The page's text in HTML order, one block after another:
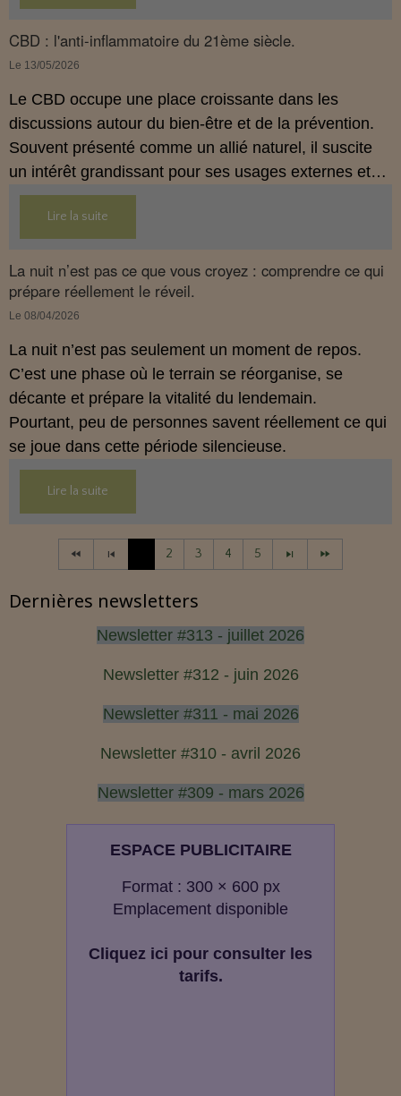
comprendre comment le CBD s’intègre dans une
approche globale de prévention.
CBD : l'anti-inflammatoire du 21ème siècle.
Le 13/05/2026
Le CBD occupe une place croissante dans les
discussions autour du bien‑être et de la prévention.
Souvent présenté comme un allié naturel, il suscite
un intérêt grandissant pour ses usages externes et
son interaction avec le système endocannabinoïde.
Cet article propose une mise au point claire, moderne
et conforme à la réglementation française de 2026.
Lire la suite
La nuit n’est pas ce que vous croyez : comprendre ce qui
prépare réellement le réveil.
Le 08/04/2026
La nuit n’est pas seulement un moment de repos.
C’est une phase où le terrain se réorganise, se
décante et prépare la vitalité du lendemain.
Pourtant, peu de personnes savent réellement ce qui
se joue dans cette période silencieuse.
Lire la suite
2 3 4 5
Dernières newsletters
Newsletter #313 - juillet 2026
Newsletter #312 - juin 2026
Newsletter #311 - mai 2026
Newsletter #310 - avril 2026
Newsletter #309 - mars 2026
ESPACE PUBLICITAIRE
Format : 300 × 600 px
Emplacement disponible
Cliquez ici pour consulter les
tarifs.